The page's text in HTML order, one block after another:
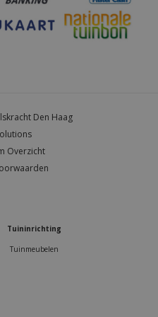
Den Haag
Overzicht
Tuininrichting
Tuinmeubelen